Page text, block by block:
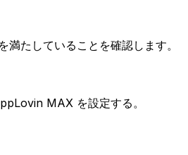
たしていることを確認します。
MAX を設定する。